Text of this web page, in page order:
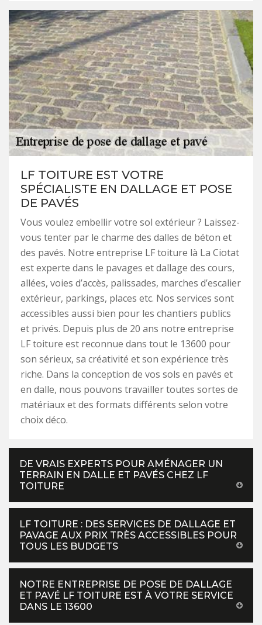
LF TOITURE EST VOTRE
SPÉCIALISTE EN DALLAGE ET POSE
DE PAVÉS
Vous voulez embellir votre sol extérieur ? Laissez-
vous tenter par le charme des dalles de béton et
des pavés. Notre entreprise LF toiture là La Ciotat
est experte dans le pavages et dallage des cours,
allées, voies d’accès, palissades, marches d’escalier
extérieur, parkings, places etc. Nos services sont
accessibles aussi bien pour les chantiers publics
et privés. Depuis plus de 20 ans notre entreprise
LF toiture est reconnue dans tout le 13600 pour
son sérieux, sa créativité et son expérience très
riche. Dans la conception de vos sols en pavés et
en dalle, nous pouvons travailler toutes sortes de
matériaux et des formats différents selon votre
choix déco.
DE VRAIS EXPERTS POUR AMÉNAGER UN
TERRAIN EN DALLE ET PAVÉS CHEZ LF
TOITURE
LF TOITURE : DES SERVICES DE DALLAGE ET
PAVAGE AUX PRIX TRÈS ACCESSIBLES POUR
TOUS LES BUDGETS
NOTRE ENTREPRISE DE POSE DE DALLAGE
ET PAVÉ LF TOITURE EST À VOTRE SERVICE
DANS LE 13600